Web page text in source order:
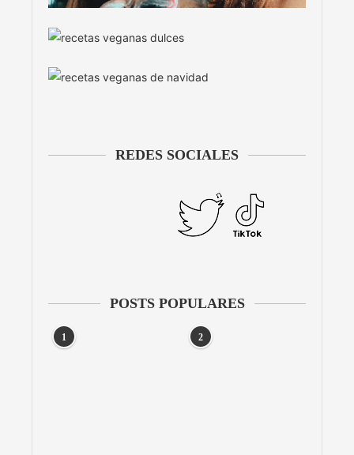
REDES SOCIALES
POSTS POPULARES
1 2